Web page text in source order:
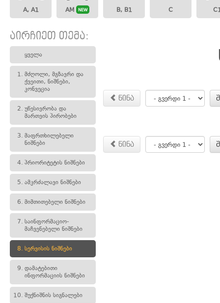
A, A1 AM NEW B, B1 C
აირჩიეთ თემა:
ყველა
1. მძღოლი, მგზავრი და
ქვეითი, ნიშნები,
კონვეცია
2. უწესივრობა და
მართვის პირობები
3. მაფრთხილებელი
ნიშნები
4. პრიორიტეტის ნიშნები
5. ამკრძალავი ნიშნები
6. მიმთითებელი ნიშნები
7. საინფორმაციო-
მაჩვენებელი ნიშნები
8. სერვისის ნიშნები
9. დამატებითი
ინფორმაციის ნიშნები
10. შუქნიშნის სიგნალები
წინა
წინა